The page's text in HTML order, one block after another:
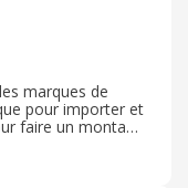
marques de
pour importer et
faire un montage
court et
. L'article reçu